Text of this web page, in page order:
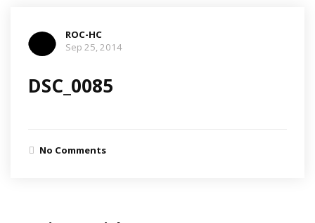
ROC-HC
Sep 25, 2014
DSC_0085
No Comments